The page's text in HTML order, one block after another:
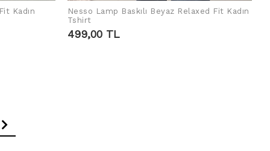
Kadın
IN DEN WARENKORB LEGEN
Nesso Lamp Baskılı Beyaz Relaxed Fit Kadın
Tshirt
499,00 TL